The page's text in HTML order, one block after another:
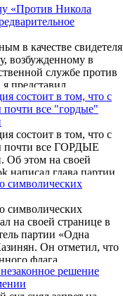
Артур Казинян
о совершенном
Армении
«Против Никола
в качестве свидетеля
возбужденному в
службе против
представил
государственной
Николом Пашиняном
проверки
и арест Никола
Об этом на
написал глава
Артур Казинян.
состоит в том, что с
все "гордые"
состоит в том, что с
почти все ГОРДЫЕ
Об этом на своей
написал глава партии
Артур Казинян.
символических
символических
на своей странице в
партии «Одна
Он отметил, что
флага
город Шуши, в
героя Монте
решение